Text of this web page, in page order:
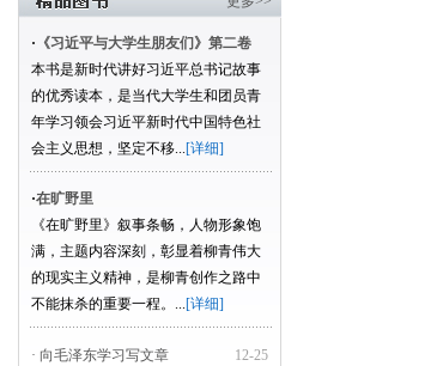
· 《习近平与大学生朋友们》第二卷
本书是新时代讲好习近平总书记故事
的优秀读本，是当代大学生和团员青
年学习领会习近平新时代中国特色社
会主义思想，坚定不移...[详细]
·在旷野里
《在旷野里》叙事条畅，人物形象饱
满，主题内容深刻，彰显着柳青伟大
的现实主义精神，是柳青创作之路中
不能抹杀的重要一程。...[详细]
12-25
· 向毛泽东学习写文章